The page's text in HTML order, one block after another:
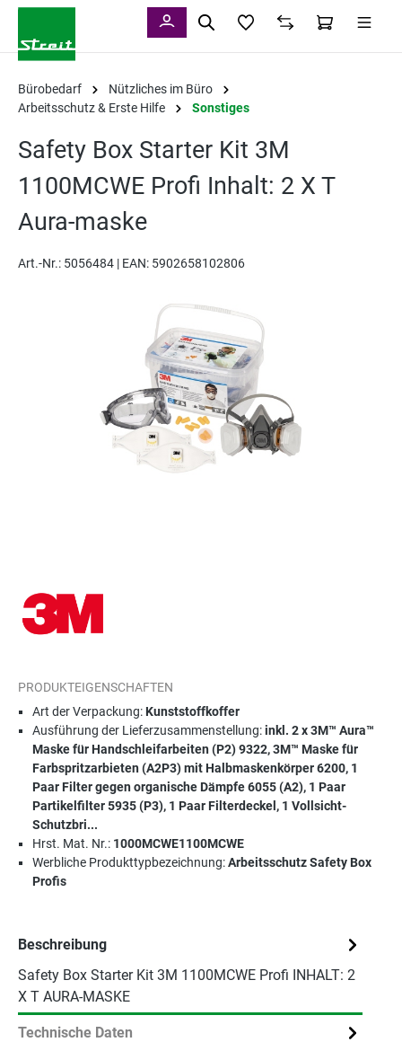
Bürobedarf
Nützliches im Büro
Arbeitsschutz & Erste Hilfe
Sonstiges
Safety Box Starter Kit 3M
1100MCWE Profi Inhalt: 2 X T
Aura-maske
Art.-Nr.: 5056484 | EAN: 5902658102806
PRODUKTEIGENSCHAFTEN
Art der Verpackung:Kunststoffkoffer
Ausführung der Lieferzusammenstellung:inkl. 2 x 3M™ Aura™
Maske für Handschleifarbeiten (P2) 9322, 3M™ Maske für
Farbspritzarbieten (A2P3) mit Halbmaskenkörper 6200, 1
Paar Filter gegen organische Dämpfe 6055 (A2), 1 Paar
Partikelfilter 5935 (P3), 1 Paar Filterdeckel, 1 Vollsicht-
Schutzbri...
Hrst. Mat. Nr.: 1000MCWE1100MCWE
Werbliche Produkttypbezeichnung:Arbeitsschutz Safety Box
Profis
Beschreibung
Safety Box Starter Kit 3M 1100MCWE Profi INHALT: 2
X T AURA-MASKE
Technische Daten